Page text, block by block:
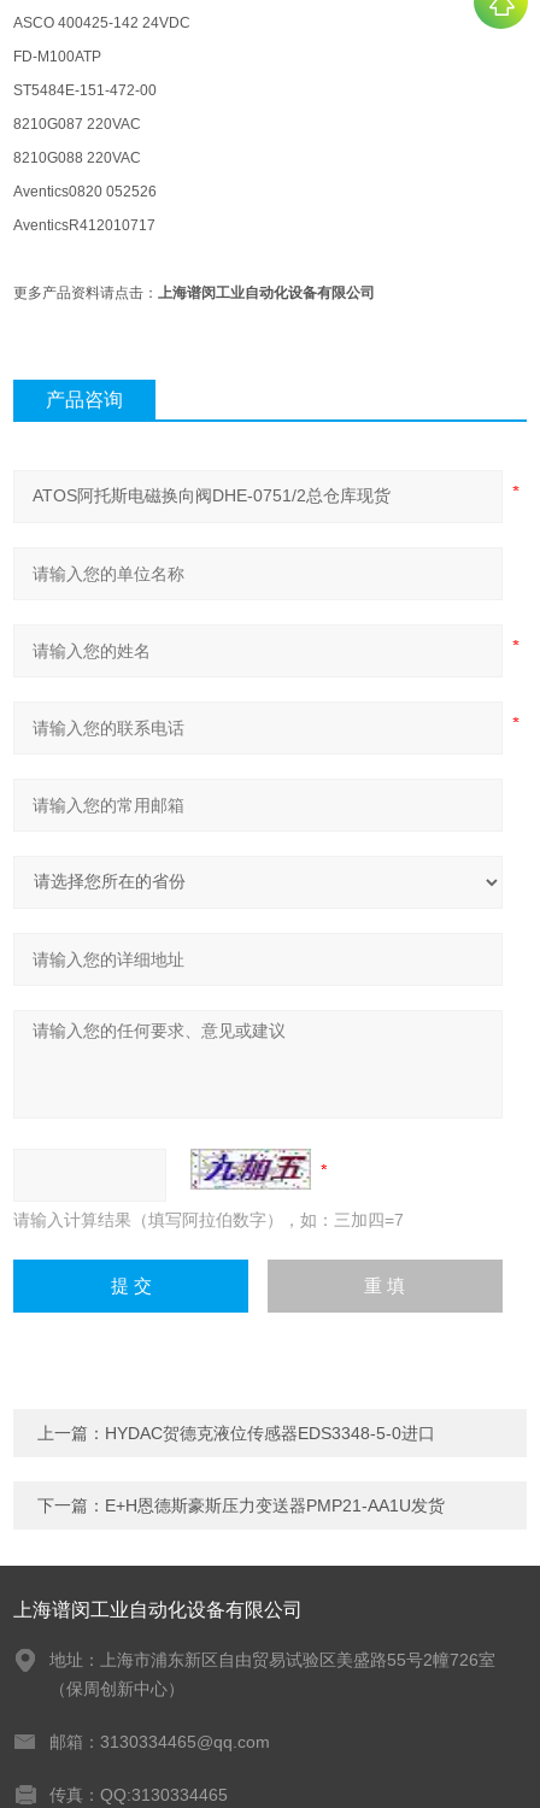
ASCO 400425-142 24VDC
FD-M100ATP
ST5484E-151-472-00
8210G087 220VAC
8210G088 220VAC
Aventics0820 052526
AventicsR412010717
更多产品资料请点击：上海谱闵工业自动化设备有限公司
产品咨询
请输入计算结果（填写阿拉伯数字），如：三加四=7
上一篇： HYDAC贺德克液位传感器EDS3348-5-0进口
下一篇： E+H恩德斯豪斯压力变送器PMP21-AA1U发货
上海谱闵工业自动化设备有限公司
地址：上海市浦东新区自由贸易试验区美盛路55号2幢726室
（保周创新中心）
邮箱：3130334465@qq.com
传真：QQ:3130334465